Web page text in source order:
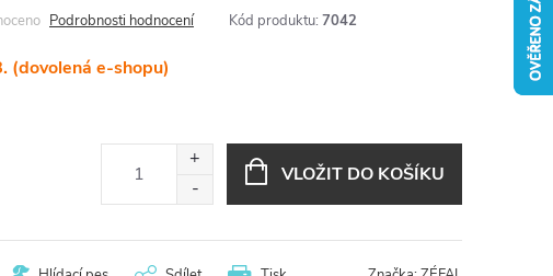
Podrobnosti hodnocení Kód produktu: 7042
(dovolená e-shopu)
VLOŽIT DO KOŠÍKU